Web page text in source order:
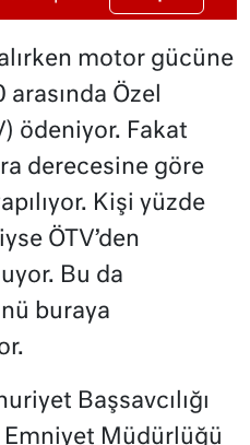
motor gücüne
Özel
ödeniyor. Fakat
derecesine göre
Kişi yüzde
ÖTV’den
Bu da
buraya
Başsavcılığı
Müdürlüğü